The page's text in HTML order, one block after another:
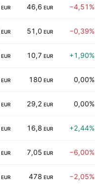
EUR 46,6 EUR −4,51%
EUR 51,0 EUR −0,39%
EUR 10,7 EUR +1,90%
EUR 180 EUR 0,00%
EUR 29,2 EUR 0,00%
EUR 16,8 EUR +2,44%
EUR 7,05 EUR −6,00%
EUR 478 EUR −2,05%